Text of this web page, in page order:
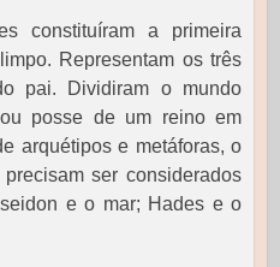
constituíram a primeira
Representam os três
pai. Dividiram o mundo
posse de um reino em
arquétipos e metáforas, o
ser considerados
e o mar; Hades e o